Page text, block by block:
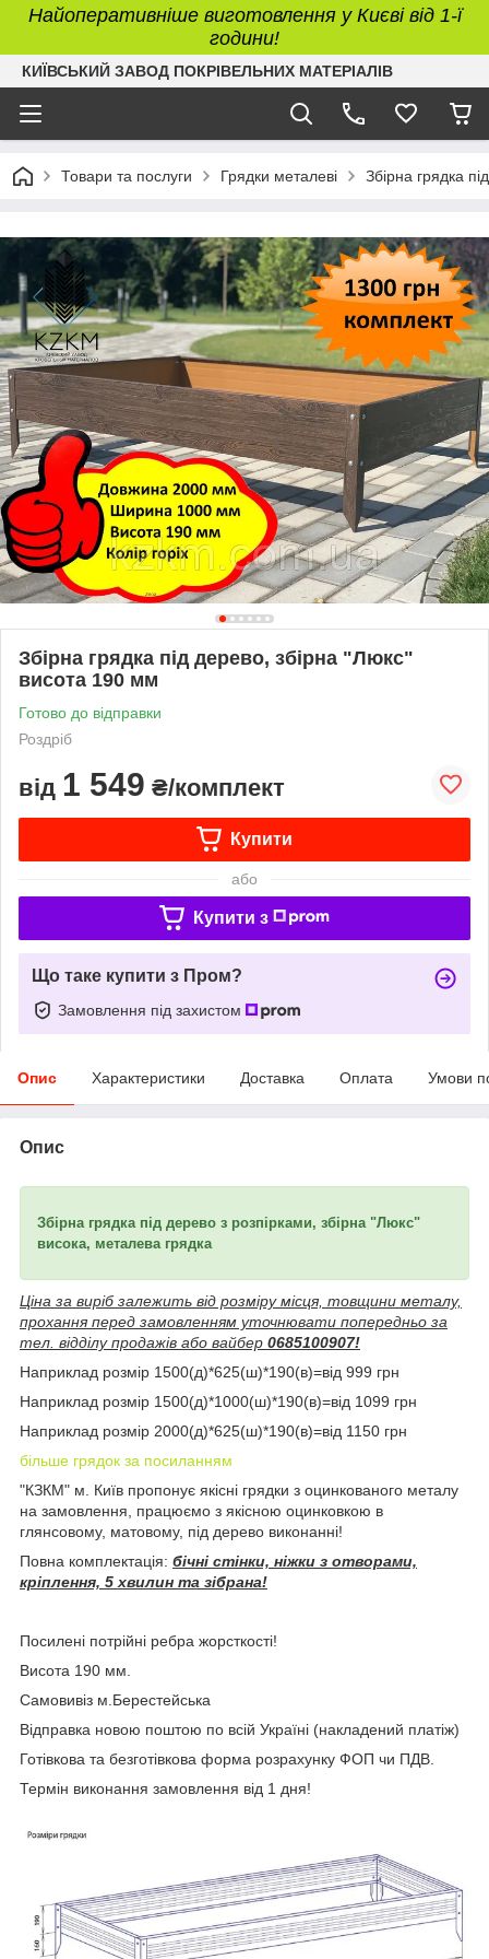
Найоперативніше виготовлення у Києві від 1-ї
години!
КИЇВСЬКИЙ ЗАВОД ПОКРІВЕЛЬНИХ МАТЕРІАЛІВ
Товари та послуги Грядки металеві Збірна грядка
Збірна грядка під дерево, збірна "Люкс"
висота 190 мм
Готово до відправки
Роздріб
від 1 549 ₴/комплект
Купити
або
Купити з
Що таке купити з Пром?
Замовлення під захистом
Опис Характеристики Доставка Оплата Умови
Опис
Збірна грядка під дерево з розпірками, збірна "Люкс"
висока, металева грядка
Ціна за виріб залежить від розміру місця, товщини металу,
прохання перед замовленням уточнювати попередньо за
тел. відділу продажів або вайбер 0685100907!
Наприклад розмір 1500(д)*625(ш)*190(в)=від 999 грн
Наприклад розмір 1500(д)*1000(ш)*190(в)=від 1099 грн
Наприклад розмір 2000(д)*625(ш)*190(в)=від 1150 грн
більше грядок за посиланням
"КЗКМ" м. Київ пропонує якісні грядки з оцинкованого металу
на замовлення, працюємо з якісною оцинковкою в
глянсовому, матовому, під дерево виконанні!
Повна комплектація: бічні стінки, ніжки з отворами,
кріплення, 5 хвилин та зібрана!
Посилені потрійні ребра жорсткості!
Висота 190 мм.
Самовивіз м.Берестейська
Відправка новою поштою по всій Україні (накладений платіж)
Готівкова та безготівкова форма розрахунку ФОП чи ПДВ.
Термін виконання замовлення від 1 дня!